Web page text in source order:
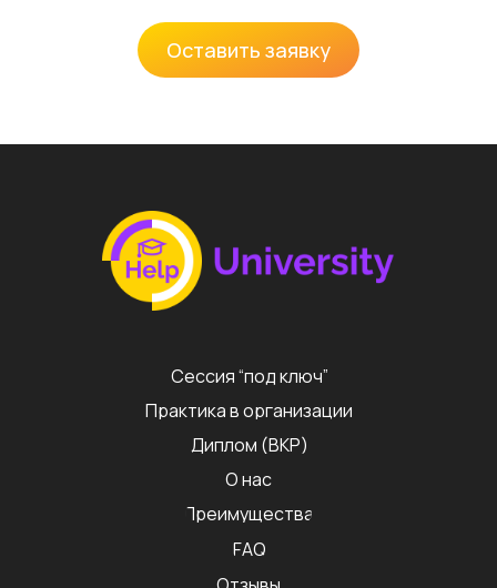
Оставить заявку
Сессия “под ключ”
Практика в организации
Диплом (ВКР)
О нас
Преимущества
FAQ